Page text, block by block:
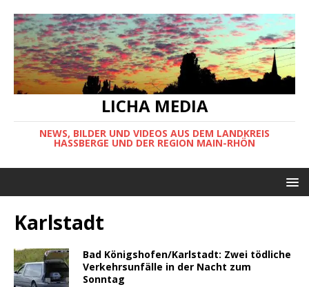
LICHA MEDIA
NEWS, BILDER UND VIDEOS AUS DEM LANDKREIS
HASSBERGE UND DER REGION MAIN-RHÖN
Karlstadt
Bad Königshofen/Karlstadt: Zwei tödliche
Verkehrsunfälle in der Nacht zum
Sonntag